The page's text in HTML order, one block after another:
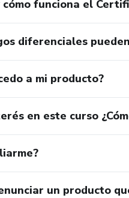
Aprende y
cómo funciona el
diferenciales
a mi producto?
en este curso
un producto